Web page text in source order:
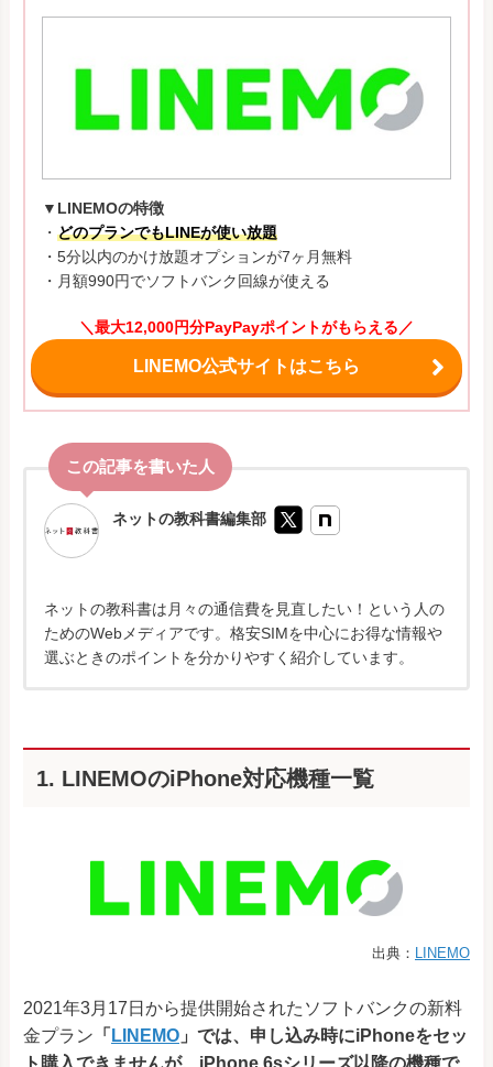
▼LINEMOの特徴
・ どのプランでもLINEが使い放題
・5分以内のかけ放題オプションが7ヶ月無料
・月額990円でソフトバンク回線が使える
＼最大12,000円分PayPayポイントがもらえる／
LINEMO公式サイトはこちら
ネットの教科書編集部
ネットの教科書は月々の通信費を見直したい！という人の
ためのWebメディアです。格安SIMを中心にお得な情報や
選ぶときのポイントを分かりやすく紹介しています。
1. LINEMOのiPhone対応機種一覧
出典： LINEMO
2021年3月17日から提供開始されたソフトバンクの新料
金プラン 「 LINEMO 」では、申し込み時にiPhoneをセッ
ト購入できませんが、iPhone 6sシリーズ以降の機種で